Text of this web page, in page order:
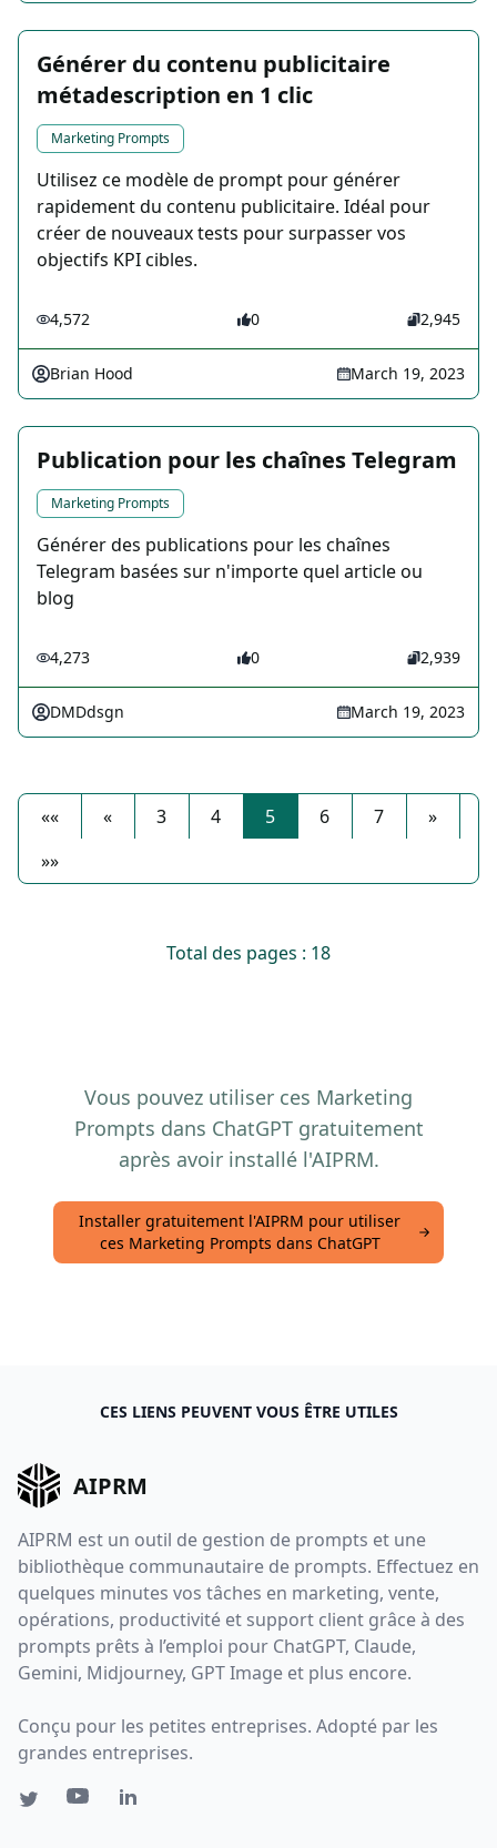
Générer du contenu publicitaire
métadescription en 1 clic
Marketing Prompts
Utilisez ce modèle de prompt pour générer
rapidement du contenu publicitaire. Idéal pour
créer de nouveaux tests pour surpasser vos
objectifs KPI cibles.
4,572 0 2,945
Brian Hood March 19, 2023
Publication pour les chaînes Telegram
Marketing Prompts
Générer des publications pour les chaînes
Telegram basées sur n'importe quel article ou
blog
4,273 0 2,939
DMDdsgn March 19, 2023
«« « 3 4 5 6 7
»
»»
Total des pages : 18
Vous pouvez utiliser ces Marketing
Prompts dans ChatGPT gratuitement
après avoir installé l'AIPRM.
Installer gratuitement l'AIPRM pour utiliser
ces Marketing Prompts dans ChatGPT
CES LIENS PEUVENT VOUS ÊTRE UTILES
AIPRM
AIPRM est un outil de gestion de prompts et une
bibliothèque communautaire de prompts. Effectuez en
quelques minutes vos tâches en marketing, vente,
opérations, productivité et support client grâce à des
prompts prêts à l’emploi pour ChatGPT, Claude,
Gemini, Midjourney, GPT Image et plus encore.
Conçu pour les petites entreprises. Adopté par les
grandes entreprises.